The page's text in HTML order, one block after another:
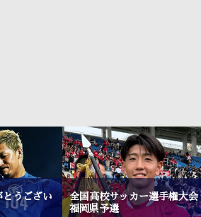
とうござい
全国高校サッカー選手権大会
福岡県予選